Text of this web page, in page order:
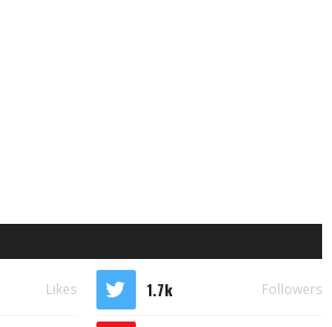
Likes 1.7k Followers